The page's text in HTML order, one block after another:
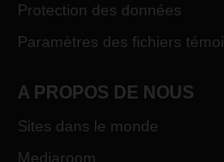
Protection des données
Paramètres des fichiers
A PROPOS DE NOUS
Sites dans le monde
Mediaroom